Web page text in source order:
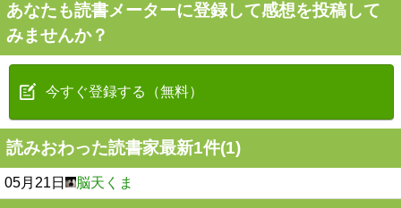
あなたも読書メーターに登録して感想を投稿して
みませんか？
今すぐ登録する（無料）
読みおわった読書家最新1件(1)
05月21日 脳天くま